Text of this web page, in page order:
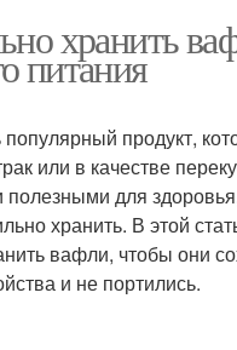
хранить
питания
продукт,
или в качестве
для
хранить. В этой
вафли, чтобы они
и не портились.